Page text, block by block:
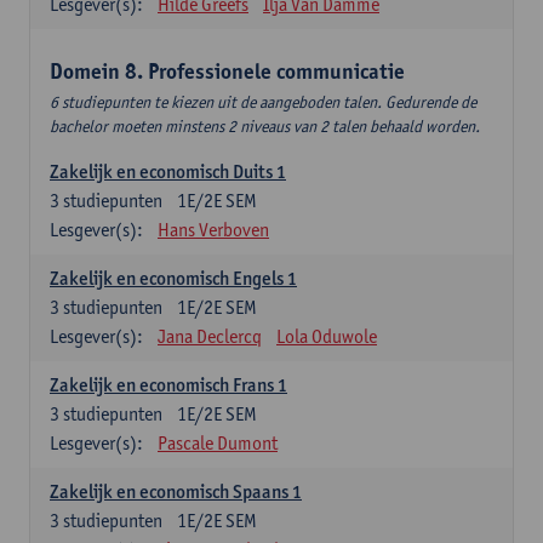
Domein 8. Professionele communicatie
6 studiepunten te kiezen uit de aangeboden talen. Gedurende de
bachelor moeten minstens 2 niveaus van 2 talen behaald worden.
Zakelijk en economisch Duits 1
1E/2E SEM
3 studiepunten
Lesgever(s):
Hans Verboven
Zakelijk en economisch Engels 1
1E/2E SEM
3 studiepunten
Lesgever(s):
Jana Declercq Lola Oduwole
Zakelijk en economisch Frans 1
1E/2E SEM
3 studiepunten
Lesgever(s):
Pascale Dumont
Zakelijk en economisch Spaans 1
1E/2E SEM
3 studiepunten